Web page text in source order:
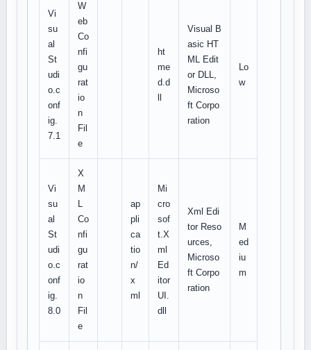
Vi
su
al
St
udi
o.c
onf
ig.
7.1
W
eb
Co
nfi
gu
rat
io
n
Fil
e
ht
me
d.d
Visual B
asic HT
ML Edit
or DLL,
Microso
ft Corpo
ration
Lo
w
Vi
su
al
St
udi
o.c
onf
ig.
8.0
X
M
L
Co
nfi
gu
rat
io
n
Fil
e
ap
pli
ca
tio
n/
x
ml
Mi
cro
sof
t.X
ml
Ed
itor
UI.
dll
Xml Edi
tor Reso
urces,
Microso
ft Corpo
ration
M
ed
iu
m